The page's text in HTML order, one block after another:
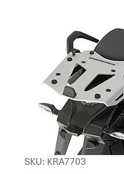
SKU: KRA7703